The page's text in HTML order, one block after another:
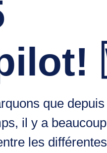
que depuis
il y a
les différentes